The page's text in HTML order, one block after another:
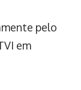
pelo
em